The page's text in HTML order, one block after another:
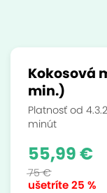
Kokosová
min.)
Platnosť od
minút
ušetríte25 %
55,99 €
75 €